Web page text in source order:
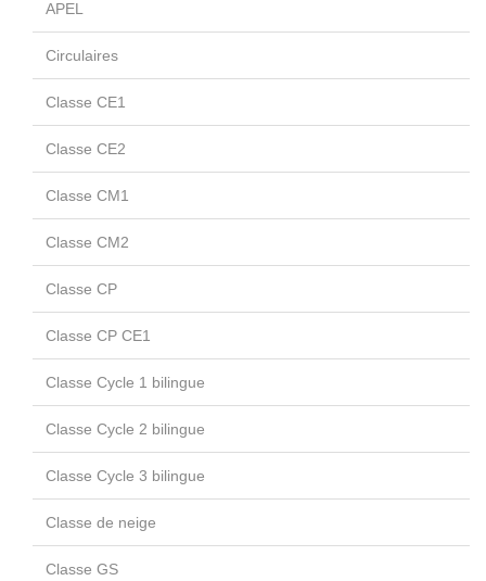
APEL
Circulaires
Classe CE1
Classe CE2
Classe CM1
Classe CM2
Classe CP
Classe CP CE1
Classe Cycle 1 bilingue
Classe Cycle 2 bilingue
Classe Cycle 3 bilingue
Classe de neige
Classe GS